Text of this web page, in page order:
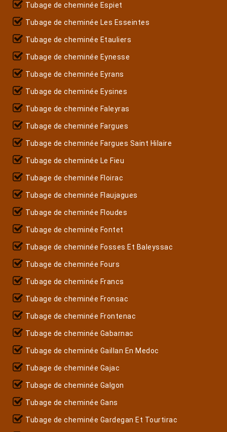
Tubage de cheminée Espiet
Tubage de cheminée Les Esseintes
Tubage de cheminée Etauliers
Tubage de cheminée Eynesse
Tubage de cheminée Eyrans
Tubage de cheminée Eysines
Tubage de cheminée Faleyras
Tubage de cheminée Fargues
Tubage de cheminée Fargues Saint Hilaire
Tubage de cheminée Le Fieu
Tubage de cheminée Floirac
Tubage de cheminée Flaujagues
Tubage de cheminée Floudes
Tubage de cheminée Fontet
Tubage de cheminée Fosses Et Baleyssac
Tubage de cheminée Fours
Tubage de cheminée Francs
Tubage de cheminée Fronsac
Tubage de cheminée Frontenac
Tubage de cheminée Gabarnac
Tubage de cheminée Gaillan En Medoc
Tubage de cheminée Gajac
Tubage de cheminée Galgon
Tubage de cheminée Gans
Tubage de cheminée Gardegan Et Tourtirac